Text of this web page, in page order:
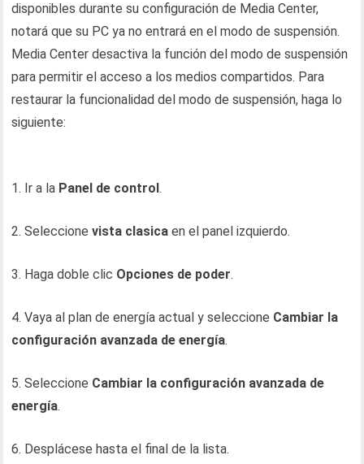
disponibles durante su configuración de Media Center,
notará que su PC ya no entrará en el modo de suspensión.
Media Center desactiva la función del modo de suspensión
para permitir el acceso a los medios compartidos. Para
restaurar la funcionalidad del modo de suspensión, haga lo
siguiente:
1. Ir a la Panel de control.
2. Seleccionevista clasica en el panel izquierdo.
3. Haga doble clic Opciones de poder.
4. Vaya al plan de energía actual y seleccione Cambiar la
configuración avanzada de energía.
5. Seleccione Cambiar la configuración avanzada de
energía.
6. Desplácese hasta el final de la lista.